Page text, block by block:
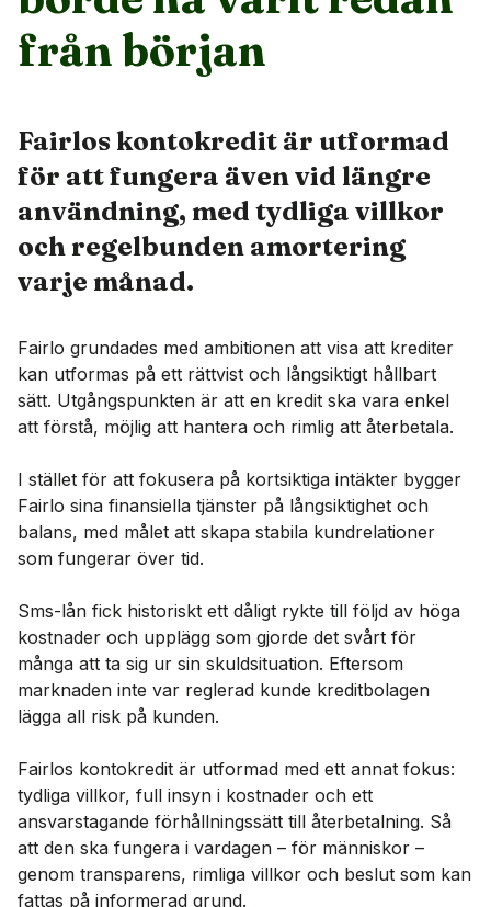
från början
Fairlos kontokredit är utformad
för att fungera även vid längre
användning, med tydliga villkor
och regelbunden amortering
varje månad.
Fairlo grundades med ambitionen att visa att krediter
kan utformas på ett rättvist och långsiktigt hållbart
sätt. Utgångspunkten är att en kredit ska vara enkel
att förstå, möjlig att hantera och rimlig att återbetala.
I stället för att fokusera på kortsiktiga intäkter bygger
Fairlo sina finansiella tjänster på långsiktighet och
balans, med målet att skapa stabila kundrelationer
som fungerar över tid.
Sms-lån fick historiskt ett dåligt rykte till följd av höga
kostnader och upplägg som gjorde det svårt för
många att ta sig ur sin skuldsituation. Eftersom
marknaden inte var reglerad kunde kreditbolagen
lägga all risk på kunden.
Fairlos kontokredit är utformad med ett annat fokus:
tydliga villkor, full insyn i kostnader och ett
ansvarstagande förhållningssätt till återbetalning. Så
att den ska fungera i vardagen – för människor –
genom transparens, rimliga villkor och beslut som kan
fattas på informerad grund.